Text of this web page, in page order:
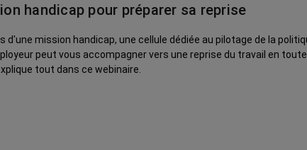
handicap pour préparer sa reprise
mission handicap, une cellule dédiée au pilotage de la
tout dans ce webinaire.